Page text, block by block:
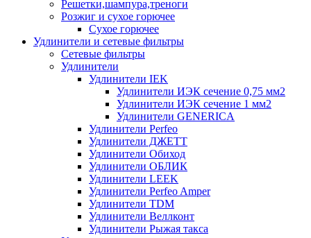
Решетки,шампура,треноги
Розжиг и сухое горючее
Сухое горючее
Удлинители и сетевые фильтры
Сетевые фильтры
Удлинители
Удлинители IEK
Удлинители ИЭК сечение 0,75 мм2
Удлинители ИЭК сечение 1 мм2
Удлинители GENERICA
Удлинители Perfeo
Удлинители ДЖЕТТ
Удлинители Обиход
Удлинители ОБЛИК
Удлинители LEEK
Удлинители Perfeo Amper
Удлинители TDM
Удлинители Веллконт
Удлинители Рыжая такса